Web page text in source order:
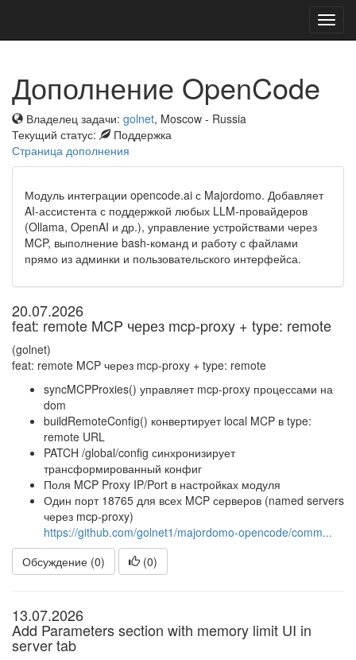
Дополнение OpenCode
Владелец задачи: golnet, Moscow - Russia
Текущий статус:
Поддержка
Страница дополнения
Модуль интеграции opencode.ai с Majordomo. Добавляет
AI-ассистента с поддержкой любых LLM-провайдеров
(Ollama, OpenAI и др.), управление устройствами через
MCP, выполнение bash-команд и работу с файлами
прямо из админки и пользовательского интерфейса.
20.07.2026
feat: remote MCP через mcp-proxy + type: remote
(golnet)
feat: remote MCP через mcp-proxy + type: remote
syncMCPProxies() управляет mcp-proxy процессами на
dom
buildRemoteConfig() конвертирует local MCP в type:
remote URL
PATCH /global/config синхронизирует
трансформированный конфиг
Поля MCP Proxy IP/Port в настройках модуля
Один порт 18765 для всех MCP серверов (named servers
через mcp-proxy)
https://github.com/golnet1/majordomo-opencode/comm...
Обсуждение (0)
(0)
13.07.2026
Add Parameters section with memory limit UI in
server tab